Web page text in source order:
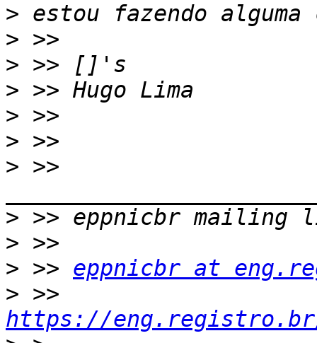
>
>
>
>
>
>
> >>
>
>
> >> eppnicbr at
>
https://